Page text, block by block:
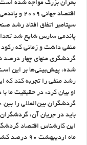
پاندمی سارس شایع شد
منفی داشت و زمانی که رکود
رشد منفی را تجربه کند که
او بیان کرد: در حقیقیت ما
باید در جریان آن،
این کارشناس اقتصاد
ماه